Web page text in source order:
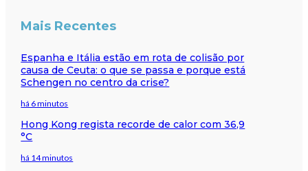
Mais Recentes
Espanha e Itália estão em rota de colisão por
causa de Ceuta: o que se passa e porque está
Schengen no centro da crise?
há 6 minutos
Hong Kong regista recorde de calor com 36,9
°C
há 14 minutos